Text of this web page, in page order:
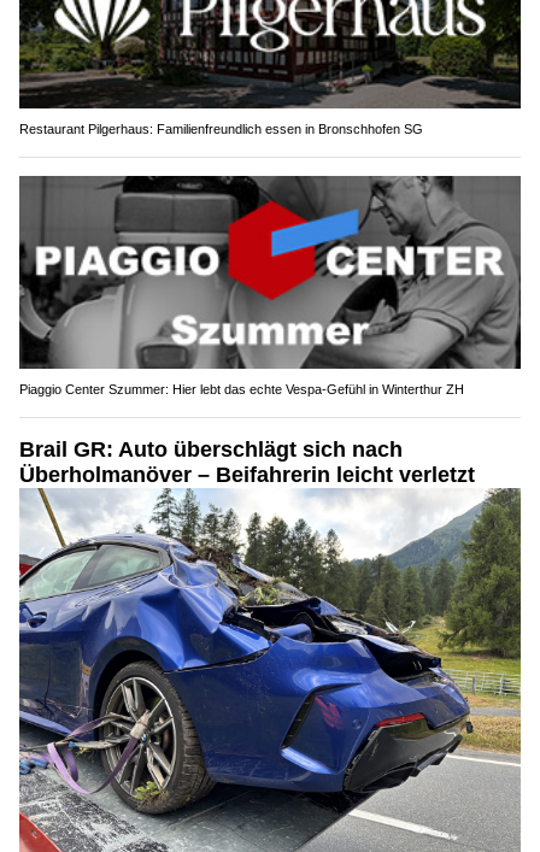
Restaurant Pilgerhaus: Familienfreundlich essen in Bronschhofen SG
Piaggio Center Szummer: Hier lebt das echte Vespa-Gefühl in Winterthur ZH
Brail GR: Auto überschlägt sich nach
Überholmanöver – Beifahrerin leicht verletzt